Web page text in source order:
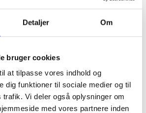
Detaljer Om
bruger cookies
at tilpasse vores indhold og
dig funktioner til sociale medier og til
Vi deler også oplysninger om
med vores partnere inden